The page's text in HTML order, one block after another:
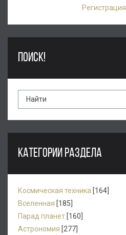
Регистрация
ПОИСК!
КАТЕГОРИИ РАЗДЕЛА
Космическая техника [164]
Вселенная [185]
Парад планет [160]
Астрономия [277]